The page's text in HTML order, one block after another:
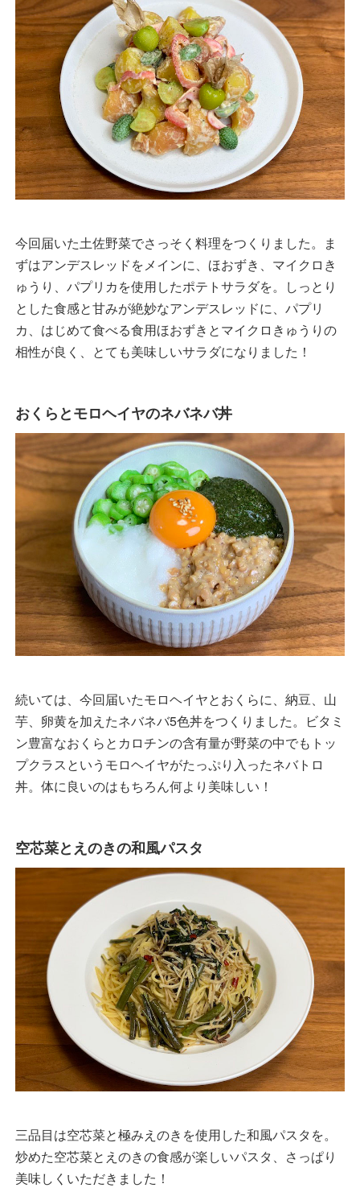
今回届いた土佐野菜でさっそく料理をつくりました。ま
ずはアンデスレッドをメインに、ほおずき、マイクロき
ゅうり、パプリカを使用したポテトサラダを。しっとり
とした食感と甘みが絶妙なアンデスレッドに、パプリ
カ、はじめて食べる食用ほおずきとマイクロきゅうりの
相性が良く、とても美味しいサラダになりました！
おくらとモロヘイヤのネバネバ丼
続いては、今回届いたモロヘイヤとおくらに、納豆、山
芋、卵黄を加えたネバネバ5色丼をつくりました。ビタミ
ン豊富なおくらとカロチンの含有量が野菜の中でもトッ
プクラスというモロヘイヤがたっぷり入ったネバトロ
丼。体に良いのはもちろん何より美味しい！
空芯菜とえのきの和風パスタ
三品目は空芯菜と極みえのきを使用した和風パスタを。
炒めた空芯菜とえのきの食感が楽しいパスタ、さっぱり
美味しくいただきました！